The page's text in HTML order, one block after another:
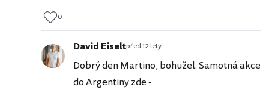
0
David Eiseltpřed 12 lety
Dobrý den Martino, bohužel. Samotná akce
do Argentiny zde -